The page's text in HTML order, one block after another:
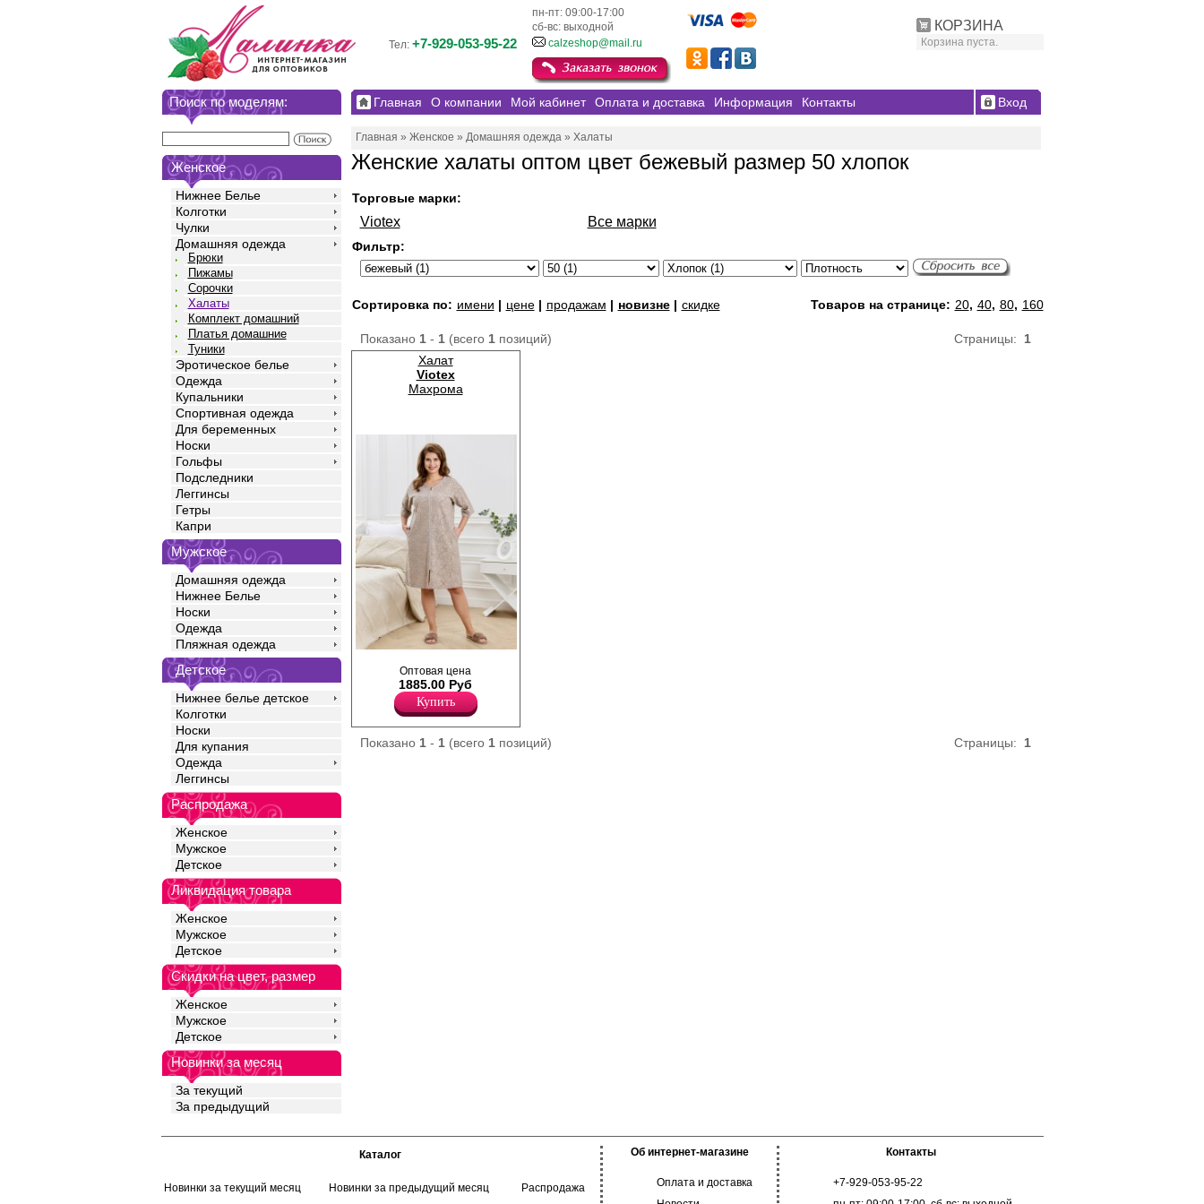
КОРЗИНА
Корзина пуста.
пн-пт: 09:00-17:00
сб-вс: выходной
Тел: +7-929-053-95-22 calzeshop@mail.ru
Поиск по моделям:
Женское
Нижнее Белье
Колготки
Чулки
Домашняя одежда
Брюки
Пижамы
Сорочки
Халаты
Комплект домашний
Платья домашние
Туники
Эротическое белье
Одежда
Купальники
Спортивная одежда
Для беременных
Носки
Гольфы
Подследники
Леггинсы
Гетры
Капри
Мужское
Домашняя одежда
Нижнее Белье
Носки
Одежда
Пляжная одежда
Детское
Нижнее белье детское
Колготки
Носки
Для купания
Одежда
Леггинсы
Распродажа
Женское
Мужское
Детское
Ликвидация товара
Женское
Мужское
Детское
Скидки на цвет, размер
Женское
Мужское
Детское
Новинки за месяц
За текущий
За предыдущий
Главная О компании Мой кабинет Оплата и доставка Информация Контакты Вход
Главная » Женское » Домашняя одежда» Халаты
Женские халаты оптом цвет бежевый размер 50 хлопок
Торговые марки:
Viotex Все марки
Фильтр:
Сортировка по: имени | цене| продажам | новизне| скидке Товаров на странице: 20, 40, 80, 160
Страницы: 1
Показано 1- 1(всего 1позиций)
Халат
Viotex
Махрома
Халат женский из гладкокрашенного
трикотажного полотна «махра» со
стриженым рисунком. Изделие прямого
силуэта, с втачными рукавами – «реглан»
длиной до локтя, горловиной V-образной
формы, карманами в боковых швах и
центральной бортовой застежкой на
тесьму «молния». Горловина обработана
широкими втачными планками фигурной
Хлопок 80%
Оптовая цена
1885.00 Руб
Купить
Страницы: 1
Показано 1- 1(всего 1позиций)
Каталог
Новинки за текущий месяц Новинки за предыдущий месяц Распродажа
Об интернет-магазине
Оплата и доставка
Контакты
+7-929-053-95-22